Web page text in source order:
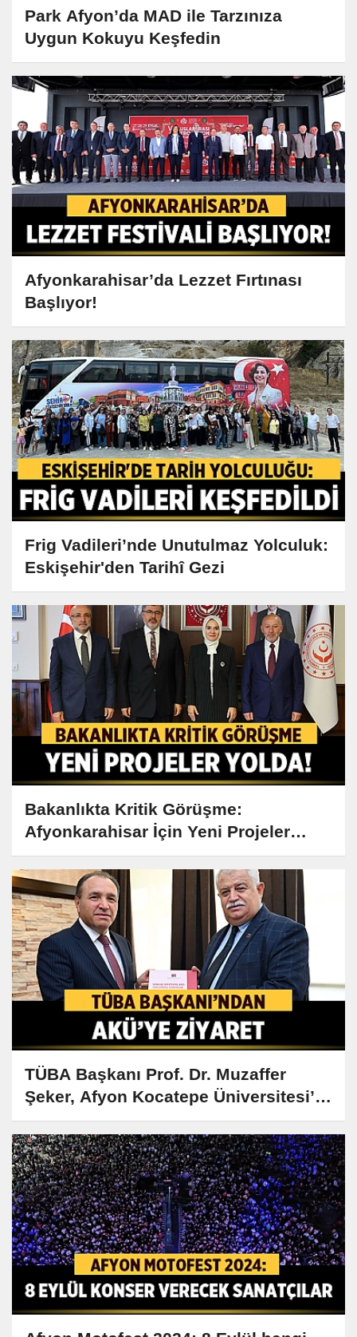
Park Afyon’da MAD ile Tarzınıza
Uygun Kokuyu Keşfedin
Afyonkarahisar’da Lezzet Fırtınası
Başlıyor!
Frig Vadileri’nde Unutulmaz Yolculuk:
Eskişehir'den Tarihî Gezi
Bakanlıkta Kritik Görüşme:
Afyonkarahisar İçin Yeni Projeler
Yolda!
TÜBA Başkanı Prof. Dr. Muzaffer
Şeker, Afyon Kocatepe Üniversitesi’ni
Ziyaret Etti